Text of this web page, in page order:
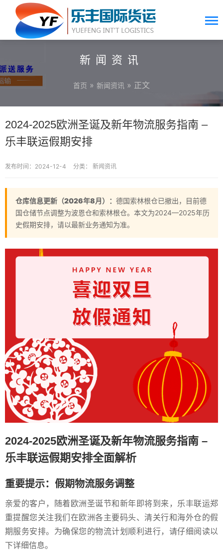
新闻资讯
首页 » 新闻资讯 » 正文
2024-2025欧洲圣诞及新年物流服务指南 –
乐丰联运假期安排
发布时间：2024-12-4 分类： 新闻资讯
仓库信息更新（2026年8月）： 德国索林根仓已撤出，目前德
国仓储节点调整为波恩仓和索林根仓。本文为2024—2025年历
史假期安排，请以最新业务通知为准。
2024-2025欧洲圣诞及新年物流服务指南 –
乐丰联运假期安排全面解析
重要提示：假期物流服务调整
亲爱的客户，随着欧洲圣诞节和新年即将到来，乐丰联运郑
重提醒您关注我们在欧洲各主要码头、清关行和海外仓的假
期服务安排。为确保您的物流计划顺利进行，请仔细阅读以
下详细信息。